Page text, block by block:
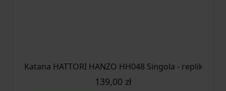
Katana HATTORI HANZO HH048 Singola - replika
139,00 zł